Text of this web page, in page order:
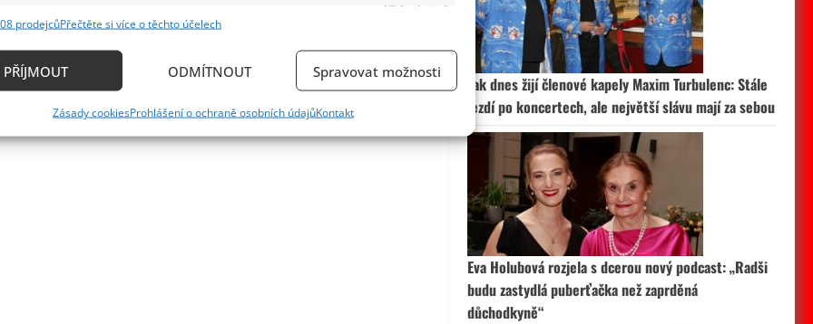
Vždy aktivní
zařízení na základě automaticky přenášených informací.
aktivně požadovaných informací.
prodejcůPřečtěte si více o těchto účelech
PŘÍJMOUT ODMÍTNOUT Spravovat možnosti
Zásady cookiesProhlášení o ochraně osobních údajůKontakt
Jak dnes žijí členové kapely Maxim Turbulenc: Stále
jezdí po koncertech, ale největší slávu mají za sebou
Eva Holubová rozjela s dcerou nový podcast: „Radši
budu zastydlá puberťačka než zaprděná
důchodkyně“